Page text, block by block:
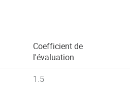
Coefficient de
l'évaluation
1.5